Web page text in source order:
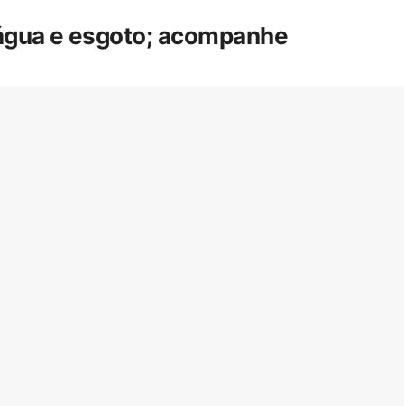
e esgoto; acompanhe